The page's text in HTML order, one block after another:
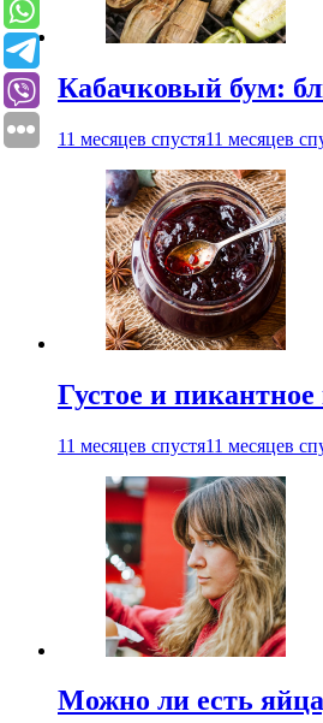
Кабачковый бум:
11 месяцев спустя11 месяцев
Густое и
11 месяцев спустя11 месяцев
Можно ли есть